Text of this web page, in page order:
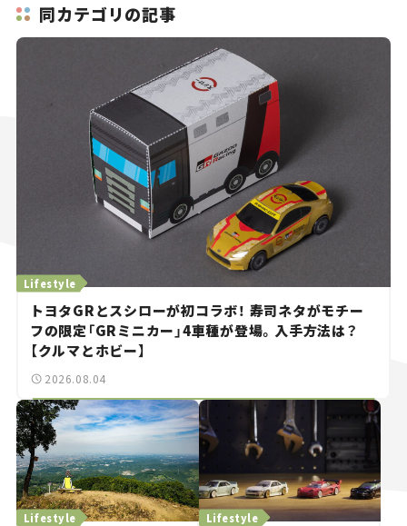
同カテゴリの記事
トヨタGRとスシローが初コラボ！ 寿司ネタがモチー
フの限定「GRミニカー」4車種が登場。入手方法は？
【クルマとホビー】
Lifestyle
2026.08.04
Lifestyle Lifestyle